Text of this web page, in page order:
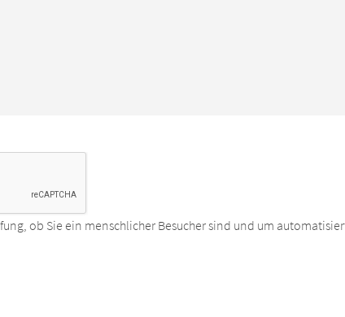
ob Sie ein menschlicher Besucher sind und um